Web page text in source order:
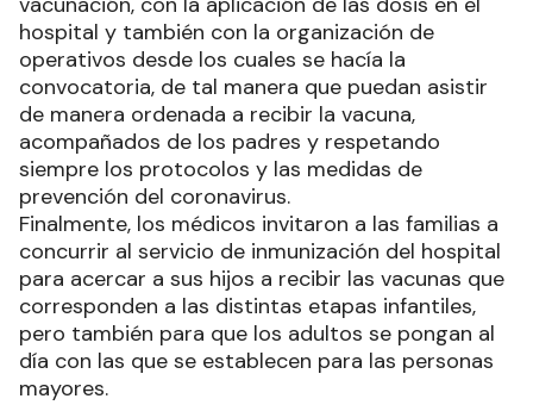
hospital y también con la organización de
operativos desde los cuales se hacía la
convocatoria, de tal manera que puedan asistir
de manera ordenada a recibir la vacuna,
acompañados de los padres y respetando
siempre los protocolos y las medidas de
prevención del coronavirus.
Finalmente, los médicos invitaron a las familias a
concurrir al servicio de inmunización del hospital
para acercar a sus hijos a recibir las vacunas que
corresponden a las distintas etapas infantiles,
pero también para que los adultos se pongan al
día con las que se establecen para las personas
mayores.